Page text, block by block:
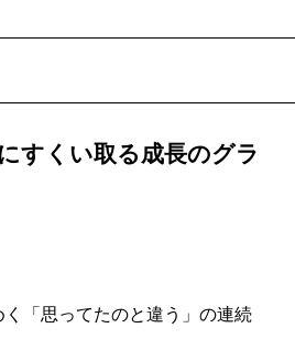
すくい取る成長のグラ
「思ってたのと違う」の連続